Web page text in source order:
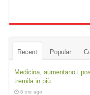
Recent Popular
Medicina, aumentano i
tremila in più
8 ore ago